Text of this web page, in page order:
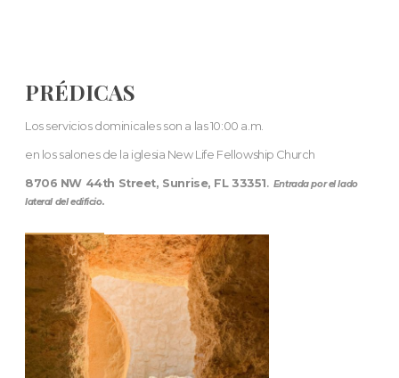
PRÉDICAS
Los servicios dominicales son a las 10:00 a.m.
en los salones de la iglesia New Life Fellowship Church
8706 NW 44th Street, Sunrise, FL 33351. Entrada por el lado
lateral del edificio.